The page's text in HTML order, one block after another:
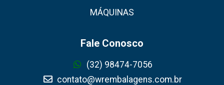
MÁQUINAS
Fale Conosco
(32) 98474-7056
contato@wrembalagens.com.br